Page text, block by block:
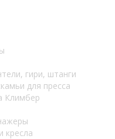
гири, штанги
для пресса
Климбер
кресла